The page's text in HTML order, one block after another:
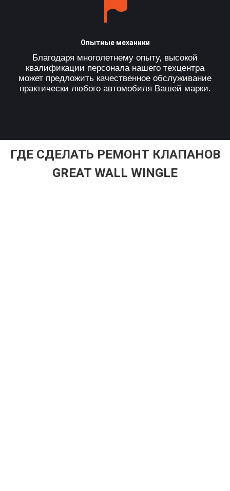
Опытные механики
Благодаря многолетнему опыту, высокой
квалификации персонала нашего техцентра
может предложить качественное обслуживание
практически любого автомобиля Вашей марки.
ГДЕ СДЕЛАТЬ РЕМОНТ КЛАПАНОВ
GREAT WALL WINGLE